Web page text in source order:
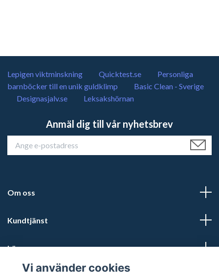
Lepigen viktminskning Quicktest.se
Personliga
barnböcker till en unik guldklimp
Basic Clean - Sverige
Designasjalv.se
Leksakshörnan
Anmäl dig till vår nyhetsbrev
Om oss
Kundtjänst
Läs mer
Vi använder cookies